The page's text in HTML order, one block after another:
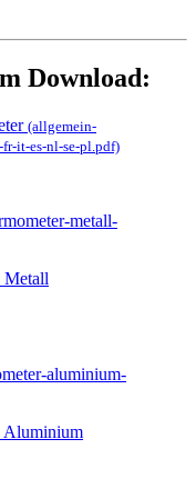
Download:
(allgemein-
it-es-nl-se-pl.pdf)
Metall
Aluminium